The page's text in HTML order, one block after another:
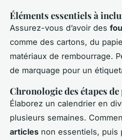
Éléments essentiels à
Assurez-vous d’avoir des
comme des cartons, du
matériaux de rembourrage.
de marquage pour un
Chronologie des étapes
Élaborez un calendrier en
plusieurs semaines.
articles non essentiels, puis